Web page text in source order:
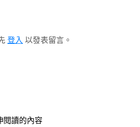
登入 以發表留言。
閱讀的內容